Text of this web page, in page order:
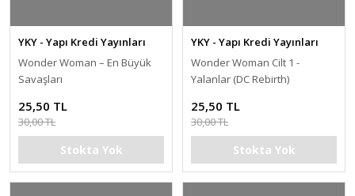
YKY - Yapı Kredi Yayınları
Wonder Woman – En Büyük
Savaşları
25,50 TL
30,00 TL
Stokta Yok
YKY - Yapı Kredi Yayınları
Wonder Woman Cilt 1 -
Yalanlar (DC Rebirth)
25,50 TL
30,00 TL
Stokta Yok